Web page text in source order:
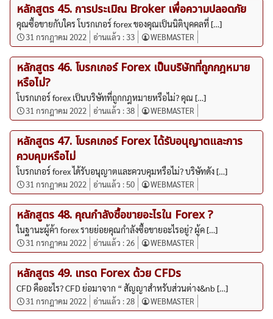
หลักสูตร 45. การประเมิณ Broker เพื่อความปลอดภัย
คุณซื้อขายกับใคร โบรกเกอร์ forex ของคุณเป็นนิติบุคคลที่ […]
31 กรกฎาคม 2022 อ่านแล้ว :33 WEBMASTER
หลักสูตร 46. โบรกเกอร์ Forex เป็นบริษัทที่ถูกกฎหมาย
หรือไม่?
โบรกเกอร์ forex เป็นบริษัทที่ถูกกฎหมายหรือไม่? คุณ […]
31 กรกฎาคม 2022 อ่านแล้ว :38 WEBMASTER
หลักสูตร 47. โบรคเกอร์ Forex ได้รับอนุญาตและการ
ควบคุมหรือไม่
โบรกเกอร์ forex ได้รับอนุญาตและควบคุมหรือไม่? บริษัทดัง […]
31 กรกฎาคม 2022 อ่านแล้ว :50 WEBMASTER
หลักสูตร 48. คุณกำลังซื้อขายอะไรใน Forex ?
ในฐานะผู้ค้า forex รายย่อยคุณกำลังซื้อขายอะไรอยู่? ผู้ค […]
31 กรกฎาคม 2022 อ่านแล้ว :26 WEBMASTER
หลักสูตร 49. เทรด Forex ด้วย CFDs
CFD คืออะไร? CFD ย่อมาจาก “ สัญญาสำหรับส่วนต่าง&nb […]
31 กรกฎาคม 2022 อ่านแล้ว :28 WEBMASTER